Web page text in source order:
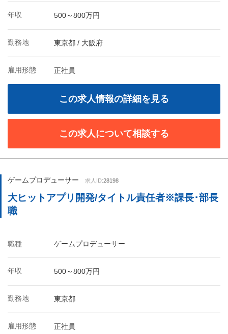
年収 500～800万円
勤務地 東京都 / 大阪府
雇用形態 正社員
この求人情報の詳細を見る
この求人について相談する
ゲームプロデューサー 求人ID:28198
大ヒットアプリ開発/タイトル責任者※課長･部長
職
職種 ゲームプロデューサー
年収 500～800万円
勤務地 東京都
雇用形態 正社員